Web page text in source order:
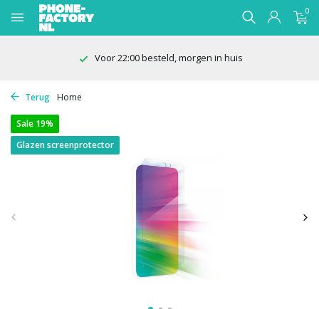
0
Voor 22:00 besteld, morgen in huis
Terug Home
Sale 19%
Glazen screenprotector